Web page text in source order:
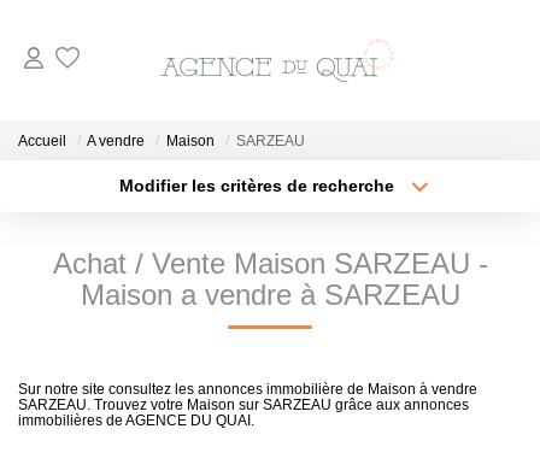
A La Vente
A La Location
ESTIMER
Accueil A vendre Maison SARZEAU
Modifier les critères de recherche
Sélectionnez...
Type de bien
Surface min
Créer une alerte
Achat / Vente Maison SARZEAU -
Maison a vendre à SARZEAU
Sur notre site consultez les annonces immobilière de Maison à vendre
SARZEAU. Trouvez votre Maison sur SARZEAU grâce aux annonces
immobilières de AGENCE DU QUAI.